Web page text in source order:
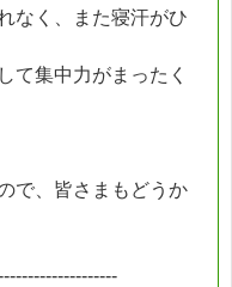
なく、また寝汗がひ
て集中力がまったく
で、皆さまもどうか